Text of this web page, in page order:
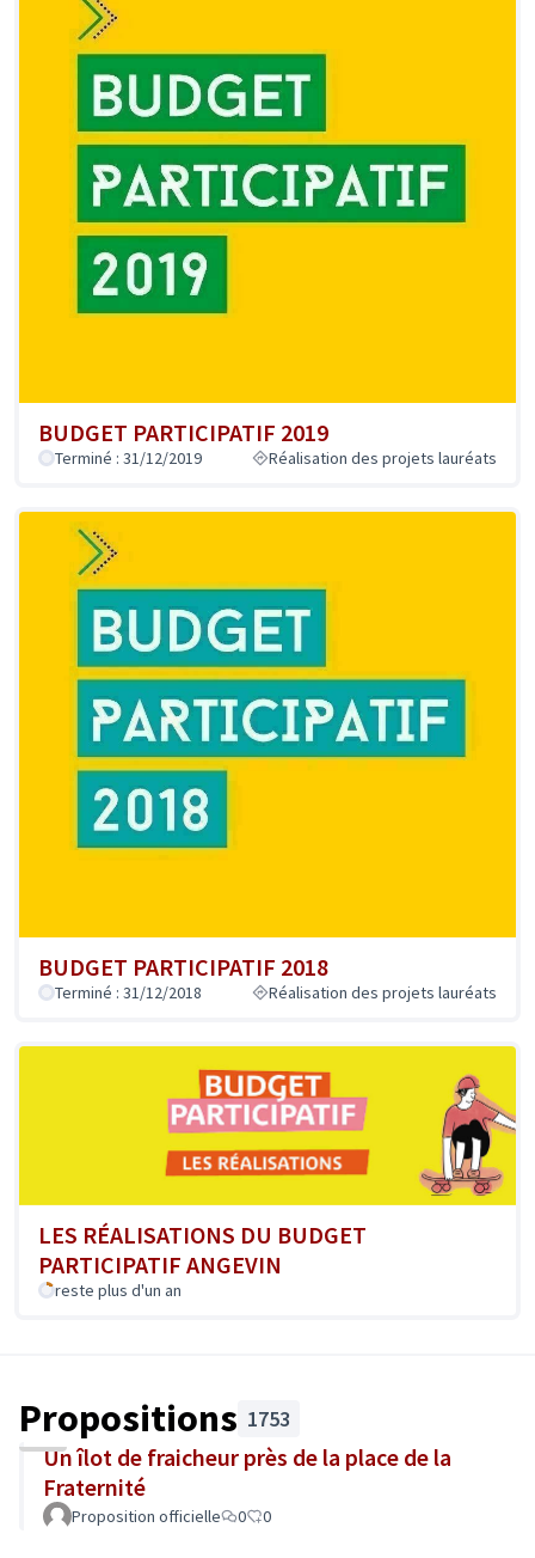
BUDGET PARTICIPATIF 2019
Terminé : 31/12/2019 Réalisation des projets lauréats
BUDGET PARTICIPATIF 2018
Terminé : 31/12/2018 Réalisation des projets lauréats
LES RÉALISATIONS DU BUDGET
PARTICIPATIF ANGEVIN
reste plus d'un an
Propositions 1753
Un îlot de fraicheur près de la place de la
Fraternité
Proposition officielle 0 0